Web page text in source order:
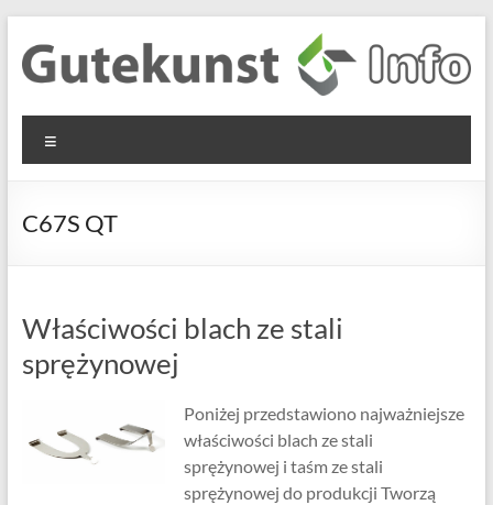
content
Gutekunst
Formfedern
GmbH
Informationen
Flachmaterial
C67S QT
Właściwości blach ze stali
sprężynowej
Poniżej przedstawiono najważniejsze
właściwości blach ze stali
sprężynowej i taśm ze stali
sprężynowej do produkcji Tworzą